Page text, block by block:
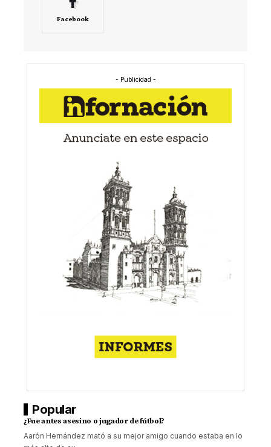
Facebook
- Publicidad -
Popular
¿Fue antes asesino o jugador de fútbol?
Aarón Hernández mató a su mejor amigo cuando estaba en lo